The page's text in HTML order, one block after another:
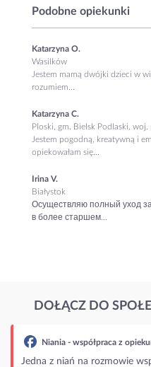
Podobne opiekunki
Katarzyna O.
Wasilków
Jestem mamą dwójki dzieci w
rozumiem...
Katarzyna C.
Ploski, gm. Bielsk Podlaski, woj.
Jestem pogodną, kreatywną i
opiekowałam się...
Irina V.
Białystok
Осуществляю полный уход
в более старшем...
DOŁĄCZ DO
- współpraca z opiekunką
z niań na rozmowie wspomniała